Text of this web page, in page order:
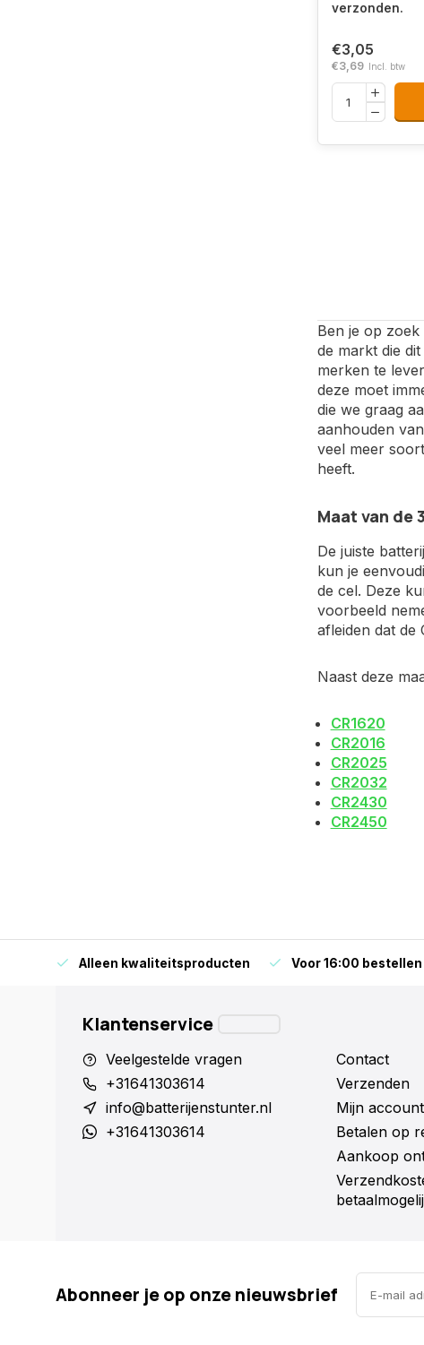
verzonden.
€3,05
€3,69 Incl. btw
Ben je op
de markt die
merken te
deze moet
die we graag
aanhouden
veel meer
heeft.
Maat van de
De juiste
kun je
de cel. Deze
voorbeeld
afleiden dat de
Naast deze
CR1620
CR2016
CR2025
CR2032
CR2430
CR2450
Alleen kwaliteitsproducten Voor 16:00
Klantenservice
Veelgestelde vragen
+31641303614
info@batterijenstunter.nl
+31641303614
Contact
Verzenden
Mijn account
Betalen op
Aankoop
Abonneer je op onze nieuwsbrief